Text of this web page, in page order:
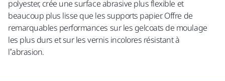
polyester, crée une surface abrasive plus flexible et
beaucoup plus lisse que les supports papier. Offre de
remarquables performances sur les gelcoats de moulage
les plus durs et sur les vernis incolores résistant à
l’abrasion.